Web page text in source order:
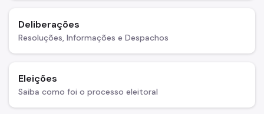
Deliberações
Resoluções, Informações e Despachos
Eleições
Saiba como foi o processo eleitoral